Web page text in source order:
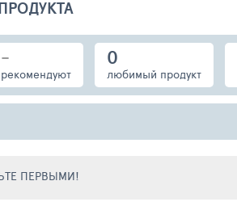
-
рекомендуют
0
любимый продукт
ПЕРВЫМИ!